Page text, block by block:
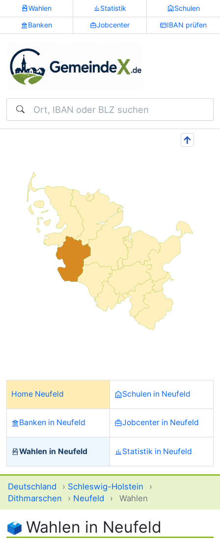
Wahlen Statistik Schulen
Banken Jobcenter IBAN prüfen
Suchen
↑
Home Neufeld Schulen in Neufeld
Banken in Neufeld Jobcenter in Neufeld
Wahlen in Neufeld Statistik in Neufeld
Deutschland › Schleswig-Holstein
›
Dithmarschen
› Neufeld › Wahlen
Wahlen in Neufeld